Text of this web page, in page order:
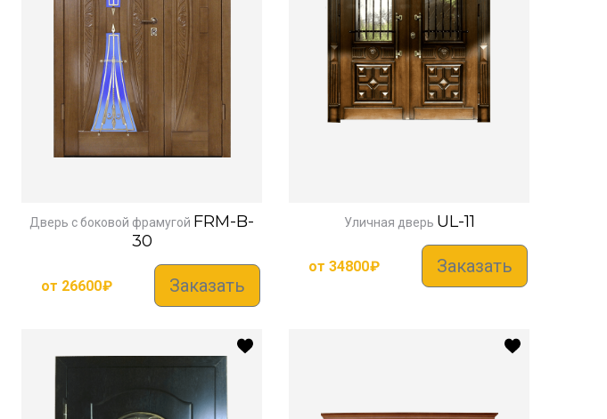
Дверь с боковой фрамугой FRM-B-
30
от 26600₽ Заказать
Уличная дверь UL-11
от 34800₽ Заказать